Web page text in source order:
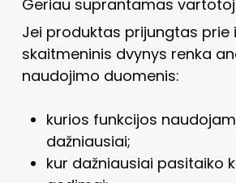
Geriau suprantamas
Jei produktas prijungtas prie
skaitmeninis dvynys renka
naudojimo duomenis:
kurios funkcijos
dažniausiai;
kur dažniausiai pasitaiko